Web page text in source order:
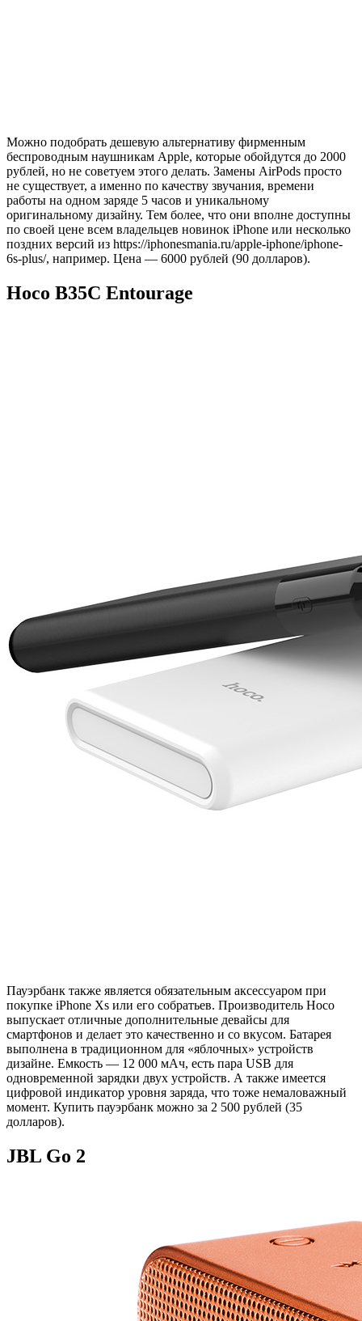
Можно подобрать дешевую альтернативу фирменным
беспроводным наушникам Apple, которые обойдутся до 2000
рублей, но не советуем этого делать. Замены AirPods просто
не существует, а именно по качеству звучания, времени
работы на одном заряде 5 часов и уникальному
оригинальному дизайну. Тем более, что они вполне доступны
по своей цене всем владельцев новинок iPhone или несколько
поздних версий из https://iphonesmania.ru/apple-iphone/iphone-
6s-plus/, например. Цена — 6000 рублей (90 долларов).
Hoco B35C Entourage
Пауэрбанк также является обязательным аксессуаром при
покупке iPhone Xs или его собратьев. Производитель Hoco
выпускает отличные дополнительные девайсы для
смартфонов и делает это качественно и со вкусом. Батарея
выполнена в традиционном для «яблочных» устройств
дизайне. Емкость — 12 000 мАч, есть пара USB для
одновременной зарядки двух устройств. А также имеется
цифровой индикатор уровня заряда, что тоже немаловажный
момент. Купить пауэрбанк можно за 2 500 рублей (35
долларов).
JBL Go 2